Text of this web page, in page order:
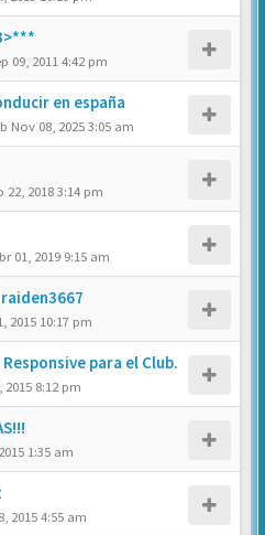
09, 2011 4:42 pm
en españa
Nov 08, 2025 3:05 am
22, 2018 3:14 pm
01, 2019 9:15 am
2015 10:17 pm
para el Club.
8:12 pm
1:35 am
2015 4:55 am